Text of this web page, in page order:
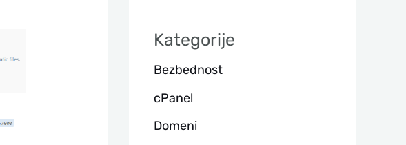
г
а
Kategorije
Bezbednost
cPanel
Domeni